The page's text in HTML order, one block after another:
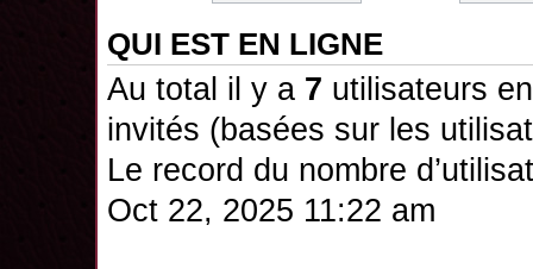
QUI EST EN LIGNE
Au total il y a 7 utilisateurs
invités (basées sur les
Le record du nombre
Oct 22, 2025 11:22 am